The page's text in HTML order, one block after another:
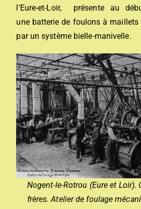
l’Eure-et-Loir, présente au
une batterie de foulons à
par un système bielle-manivelle.
Nogent-le-Rotrou (Eure et Loir).
frères. Atelier de foulage